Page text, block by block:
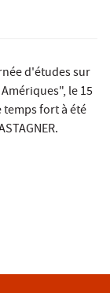
d'études sur
le 15
fort à été